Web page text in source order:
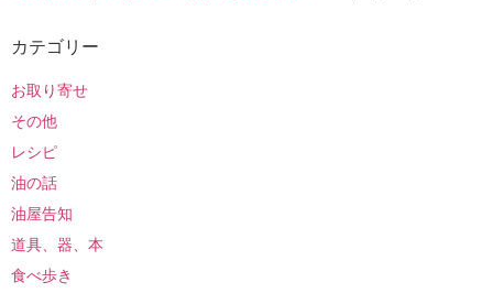
カテゴリー
お取り寄せ
その他
レシピ
油の話
油屋告知
道具、器、本
食べ歩き